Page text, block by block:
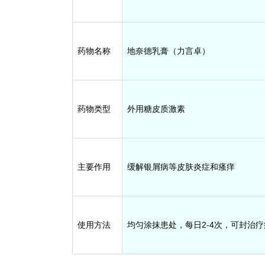
药物名称 地奈德乳膏（力言卓）
药物类型 外用糖皮质激素
主要作用 缓解银屑病等皮肤炎症和瘙痒
使用方法 均匀涂抹患处，每日2-4次，可封治